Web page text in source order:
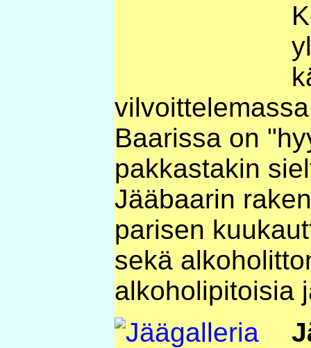
Baarissa on
pakkastakin
Jääbaarin
parisen
sekä
alkoholipitoisia